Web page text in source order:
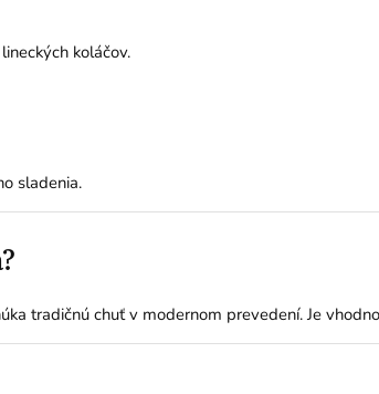
koláčov.
sladenia.
tradičnú chuť v modernom prevedení. Je